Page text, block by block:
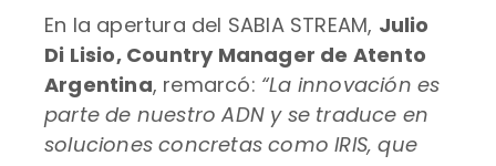
En la apertura del SABIA STREAM, Julio
Di Lisio, Country Manager de Atento
Argentina, remarcó: “La innovación es
parte de nuestro ADN y se traduce en
soluciones concretas como IRIS, que